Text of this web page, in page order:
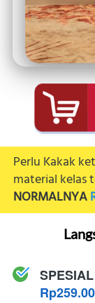
Perlu Kakak
material kelas
NORMALNYA